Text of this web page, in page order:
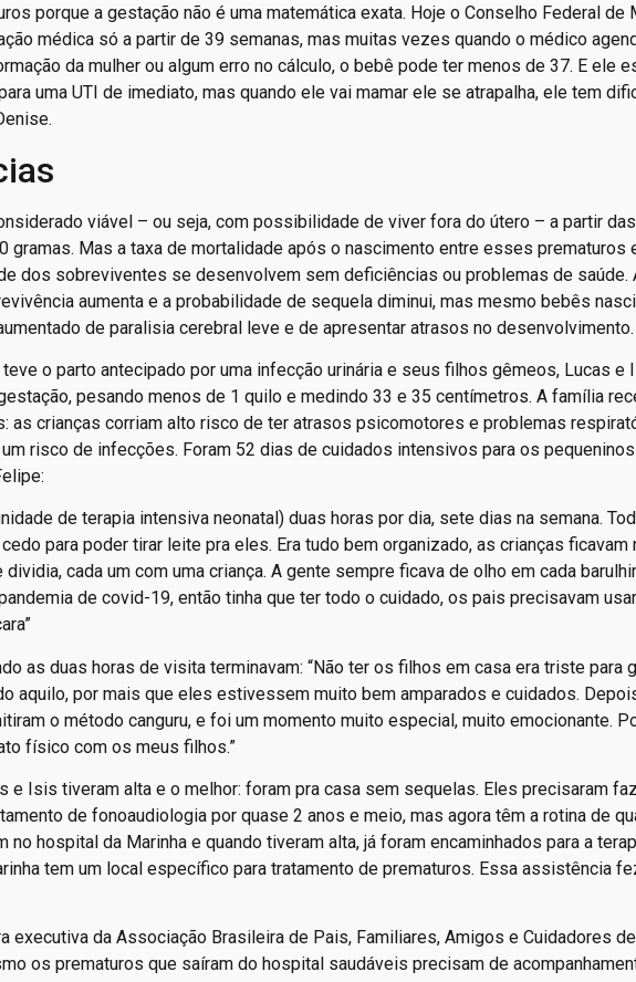
porque a gestação não é uma matemática exata. Hoje o Conselho Federal de
médica só a partir de 39 semanas, mas muitas vezes quando o médico
da mulher ou algum erro no cálculo, o bebê pode ter menos de 37. E ele
uma UTI de imediato, mas quando ele vai mamar ele se atrapalha, ele tem
viável – ou seja, com possibilidade de viver fora do útero – a partir
gramas. Mas a taxa de mortalidade após o nascimento entre esses prematuros
dos sobreviventes se desenvolvem sem deficiências ou problemas de saúde.
aumenta e a probabilidade de sequela diminui, mas mesmo bebês
de paralisia cerebral leve e de apresentar atrasos no desenvolvimento.
o parto antecipado por uma infecção urinária e seus filhos gêmeos, Lucas e
pesando menos de 1 quilo e medindo 33 e 35 centímetros. A família
as crianças corriam alto risco de ter atrasos psicomotores e problemas
risco de infecções. Foram 52 dias de cuidados intensivos para os
de terapia intensiva neonatal) duas horas por dia, sete dias na semana.
para poder tirar leite pra eles. Era tudo bem organizado, as crianças ficavam
cada um com uma criança. A gente sempre ficava de olho em cada
de covid-19, então tinha que ter todo o cuidado, os pais precisavam
as duas horas de visita terminavam: “Não ter os filhos em casa era triste para
aquilo, por mais que eles estivessem muito bem amparados e cuidados.
o método canguru, e foi um momento muito especial, muito emocionante.
físico com os meus filhos.”
e Isis tiveram alta e o melhor: foram pra casa sem sequelas. Eles precisaram
de fonoaudiologia por quase 2 anos e meio, mas agora têm a rotina de
no hospital da Marinha e quando tiveram alta, já foram encaminhados para a
tem um local específico para tratamento de prematuros. Essa assistência
executiva da Associação Brasileira de Pais, Familiares, Amigos e Cuidadores
os prematuros que saíram do hospital saudáveis precisam de